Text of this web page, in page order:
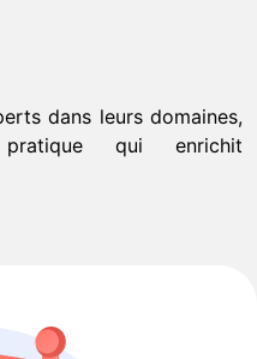
dans leurs domaines,
qui enrichit